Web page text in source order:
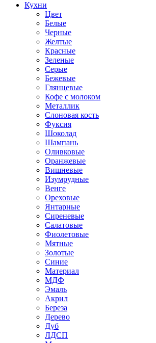
Кухни
Цвет
Белые
Черные
Желтые
Красные
Зеленые
Серые
Бежевые
Глянцевые
Кофе с молоком
Металлик
Слоновая кость
Фуксия
Шоколад
Шампань
Оливковые
Оранжевые
Вишневые
Изумрудные
Венге
Ореховые
Янтарные
Сиреневые
Салатовые
Фиолетовые
Мятные
Золотые
Синие
Материал
МДФ
Эмаль
Акрил
Береза
Дерево
Дуб
ЛДСП